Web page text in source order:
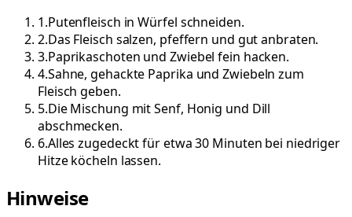
1.Putenfleisch in Würfel schneiden.
2.Das Fleisch salzen, pfeffern und gut anbraten.
3.Paprikaschoten und Zwiebel fein hacken.
4.Sahne, gehackte Paprika und Zwiebeln zum
Fleisch geben.
5.Die Mischung mit Senf, Honig und Dill
abschmecken.
6.Alles zugedeckt für etwa 30 Minuten bei niedriger
Hitze köcheln lassen.
Hinweise